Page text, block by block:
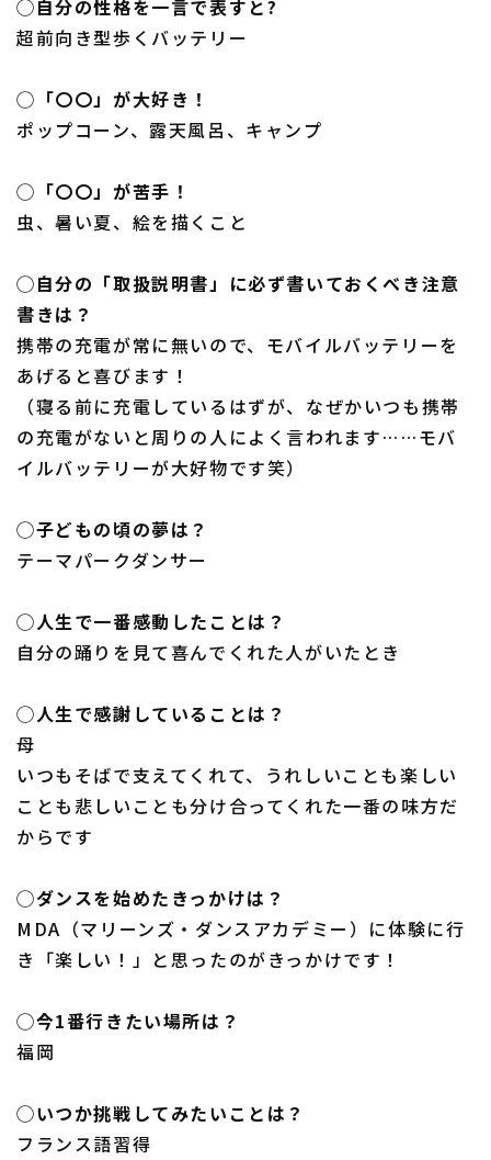
◯自分の性格を一言で表すと?
超前向き型歩くバッテリー
◯「〇〇」が大好き！
ポップコーン、露天風呂、キャンプ
◯「〇〇」が苦手！
虫、暑い夏、絵を描くこと
◯自分の「取扱説明書」に必ず書いておくべき注意
書きは？
携帯の充電が常に無いので、モバイルバッテリーを
あげると喜びます！
（寝る前に充電しているはずが、なぜかいつも携帯
の充電がないと周りの人によく言われます……モバ
イルバッテリーが大好物です笑）
◯子どもの頃の夢は？
テーマパークダンサー
◯人生で一番感動したことは？
自分の踊りを見て喜んでくれた人がいたとき
◯人生で感謝していることは？
母
いつもそばで支えてくれて、うれしいことも楽しい
ことも悲しいことも分け合ってくれた一番の味方だ
からです
◯ダンスを始めたきっかけは？
MDA（マリーンズ・ダンスアカデミー）に体験に行
き「楽しい！」と思ったのがきっかけです！
◯今1番行きたい場所は？
福岡
◯いつか挑戦してみたいことは？
フランス語習得